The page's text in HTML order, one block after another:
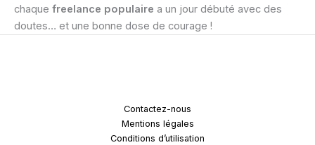
chaque freelance populaire a un jour débuté avec des
doutes… et une bonne dose de courage !
Contactez-nous
Mentions légales
Conditions d’utilisation